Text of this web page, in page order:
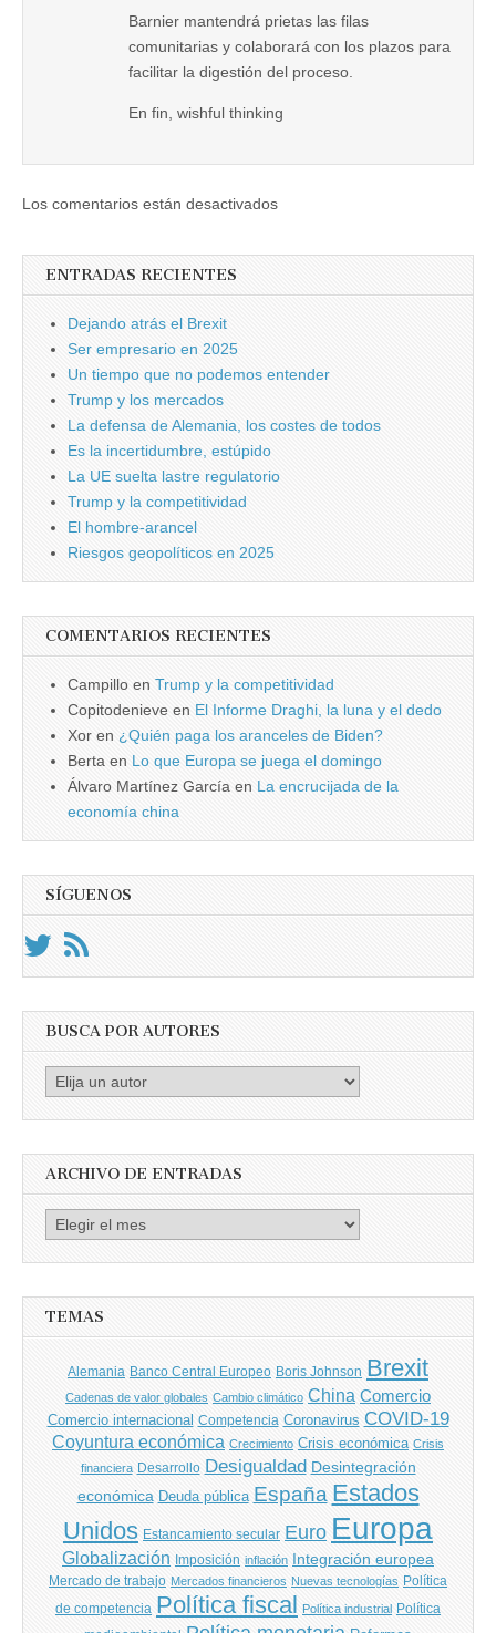
Barnier mantendrá prietas las filas
comunitarias y colaborará con los plazos para
facilitar la digestión del proceso.
En fin, wishful thinking
Los comentarios están desactivados
ENTRADAS RECIENTES
Dejando atrás el Brexit
Ser empresario en 2025
Un tiempo que no podemos entender
Trump y los mercados
La defensa de Alemania, los costes de todos
Es la incertidumbre, estúpido
La UE suelta lastre regulatorio
Trump y la competitividad
El hombre-arancel
Riesgos geopolíticos en 2025
COMENTARIOS RECIENTES
Campillo en Trump y la competitividad
Copitodenieve en El Informe Draghi, la luna y el dedo
Xor en ¿Quién paga los aranceles de Biden?
Berta en Lo que Europa se juega el domingo
Álvaro Martínez García en La encrucijada de la
economía china
SÍGUENOS
BUSCA POR AUTORES
Busca
ARCHIVO DE ENTRADAS
Archivo
TEMAS
Alemania Banco Central Europeo Boris Johnson Brexit
Cadenas de valor globales Cambio climático China Comercio
Comercio internacional Competencia Coronavirus COVID-19
Coyuntura económica Crecimiento Crisis económica Crisis
financiera Desarrollo Desigualdad Desintegración
económica Deuda pública España Estados
Unidos Estancamiento secular Euro Europa
Globalización Imposición inflación Integración europea
Mercado de trabajo Mercados financieros Nuevas tecnologías Política
de competencia Política fiscal Política industrial Política